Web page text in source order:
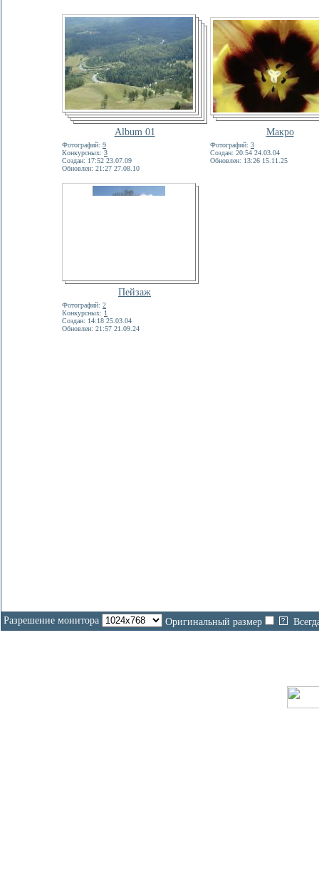
Album 01 Макро
Фотографий: 9
Конкурсных: 3
Создан: 17:52 23.07.09
Обновлен: 21:27 27.08.10
Фотографий: 3
Создан: 20:54 24.03.04
Обновлен: 13:26 15.11.25
Пейзаж
Фотографий: 2
Конкурсных: 1
Создан: 14:18 25.03.04
Обновлен: 21:57 21.09.24
Разрешение монитора Оригинальный размер